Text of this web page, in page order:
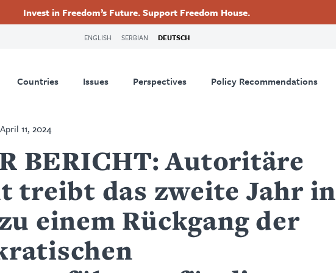
Invest in Freedom’s Future. Support Freedom House.
ENGLISH SERBIAN DEUTSCH
Countries Issues Perspectives Policy Recommendations
April 11, 2024
BERICHT: Autoritäre
treibt das zweite Jahr in
einem Rückgang der
Footer